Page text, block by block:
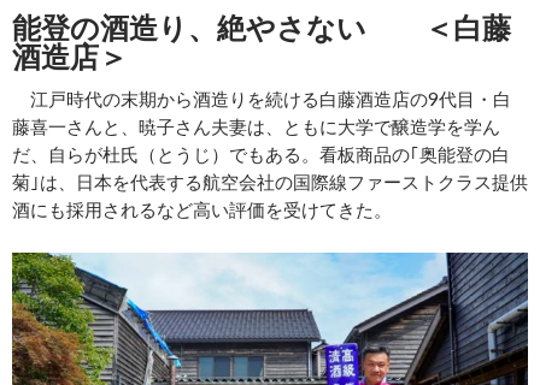
能登の酒造り、絶やさない ＜白藤
酒造店＞
江戸時代の末期から酒造りを続ける白藤酒造店の9代目・白
藤喜一さんと、暁子さん夫妻は、ともに大学で醸造学を学ん
だ、自らが杜氏（とうじ）でもある。看板商品の｢奥能登の白
菊｣は、日本を代表する航空会社の国際線ファーストクラス提供
酒にも採用されるなど高い評価を受けてきた。